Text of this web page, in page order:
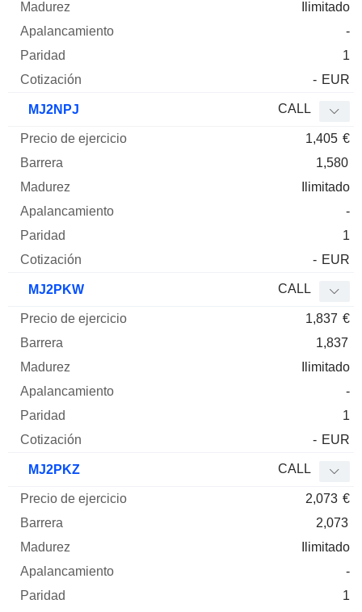
Ilimitado
-
1
- EUR
MJ2NPJ CALL
1,405 €
1,580
Ilimitado
-
1
- EUR
MJ2PKW CALL
1,837 €
1,837
Ilimitado
-
1
- EUR
MJ2PKZ CALL
2,073 €
2,073
Ilimitado
-
1